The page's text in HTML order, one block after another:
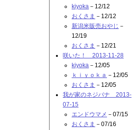
kiyoka －12/12
おくさま －12/12
新潟米販売おやじ －
12/19
おくさま －12/21
咲いた！ 2013-11-28
kiyoka －12/05
ｋｉｙｏｋａ －12/05
おくさま －12/05
我が家のネジバナ 2013-
07-15
エンドウマメ －07/15
おくさま －07/16